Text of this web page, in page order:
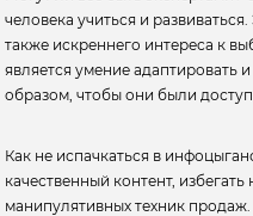
человека учиться и
также искреннего интереса к
является умение адаптировать
образом, чтобы они были
Как не испачкаться в
качественный контент,
манипулятивных техник